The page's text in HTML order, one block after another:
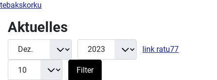
tebakskorku
Aktuelles
Filter
Monat Jahr
link ratu77
Filter